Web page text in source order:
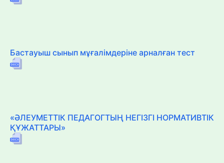
Бастауыш сынып мұғалімдеріне арналған тест
«ӘЛЕУМЕТТІК ПЕДАГОГТЫҢ НЕГІЗГІ НОРМАТИВТІК
ҚҰЖАТТАРЫ»